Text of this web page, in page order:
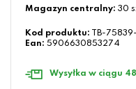
Magazyn centralny: 30
Kod produktu:
TB-
Ean: 5906630853274
Wysyłka w ciągu